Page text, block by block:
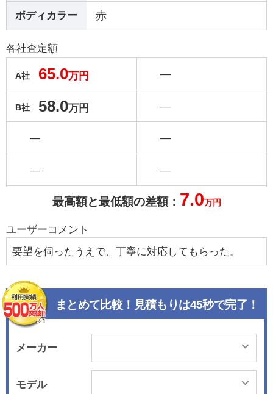
ボディカラー 赤
各社査定額
A社 65.0万円
B社 58.0万円
―
―
―
―
―
―
最高額と最低額の差額： 7.0万円
ユーザーコメント
要望を伺ったうえで、丁寧に対応してもらった。
まとめて比較！見積もりは45秒で完了！
メーカー
モデル